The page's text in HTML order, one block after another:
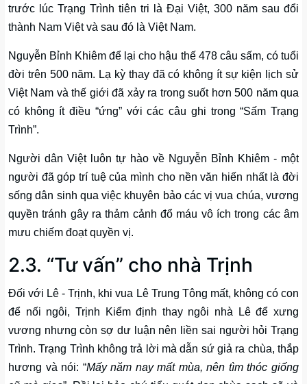
trước lúc Trạng Trình tiên tri là Đại Việt, 300 năm sau đổi
thành Nam Việt và sau đó là Việt Nam.
Nguyễn Bỉnh Khiêm để lại cho hậu thế 478 câu sấm, có tuổi
đời trên 500 năm. Lạ kỳ thay đã có không ít sự kiện lịch sử
Việt Nam và thế giới đã xảy ra trong suốt hơn 500 năm qua
có không ít điều “ứng” với các câu ghi trong “Sấm Trạng
Trình”.
Người dân Việt luôn tự hào về Nguyễn Bỉnh Khiêm - một
người đã góp trí tuệ của mình cho nền văn hiến nhất là đời
sống dân sinh qua việc khuyên bảo các vị vua chúa, vương
quyền tránh gây ra thảm cảnh đổ máu vô ích trong các âm
mưu chiếm đoạt quyền vị.
2.3. “Tư vấn” cho nhà Trịnh
Đối với Lê - Trịnh, khi vua Lê Trung Tông mất, không có con
để nối ngôi, Trịnh Kiểm định thay ngôi nhà Lê để xưng
vương nhưng còn sợ dư luận nên liền sai người hỏi Trạng
Trình. Trạng Trình không trả lời mà dẫn sứ giả ra chùa, thắp
hương và nói: “Mấy năm nay mất mùa, nên tìm thóc giống